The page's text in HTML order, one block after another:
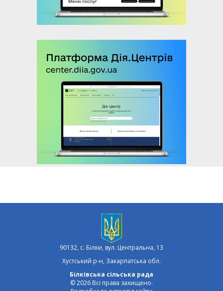
90132, с. Білки, вул. Центральна, 13
Хустський р-н, Закарпатська обл.
Білківська сільська рада
© 2026 Всі права захищено.